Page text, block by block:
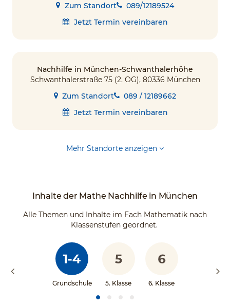
Zum Standort
089/12189524
Jetzt Termin vereinbaren
Nachhilfe in München-Schwanthalerhöhe
Schwanthalerstraße 75 (2. OG), 80336 München
Zum Standort
089 / 12189662
Jetzt Termin vereinbaren
Mehr Standorte anzeigen
Inhalte der Mathe Nachhilfe in München
Alle Themen und Inhalte im Fach Mathematik nach
Klassenstufen geordnet.
Grundschule 5. Klasse 6. Klasse